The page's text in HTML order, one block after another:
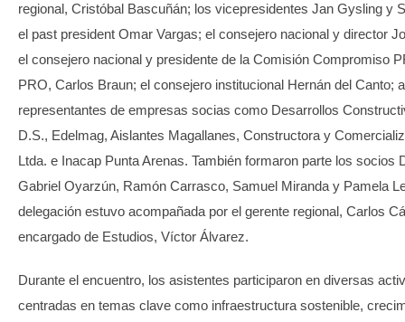
regional, Cristóbal Bascuñán; los vicepresidentes Jan Gysling y
el past president Omar Vargas; el consejero nacional y director
el consejero nacional y presidente de la Comisión Compromiso
PRO, Carlos Braun; el consejero institucional Hernán del Canto;
representantes de empresas socias como Desarrollos
D.S., Edelmag, Aislantes Magallanes, Constructora y
Ltda. e Inacap Punta Arenas. También formaron parte los socios
Gabriel Oyarzún, Ramón Carrasco, Samuel Miranda y Pamela
delegación estuvo acompañada por el gerente regional, Carlos
encargado de Estudios, Víctor Álvarez.
Durante el encuentro, los asistentes participaron en diversas
centradas en temas clave como infraestructura sostenible,